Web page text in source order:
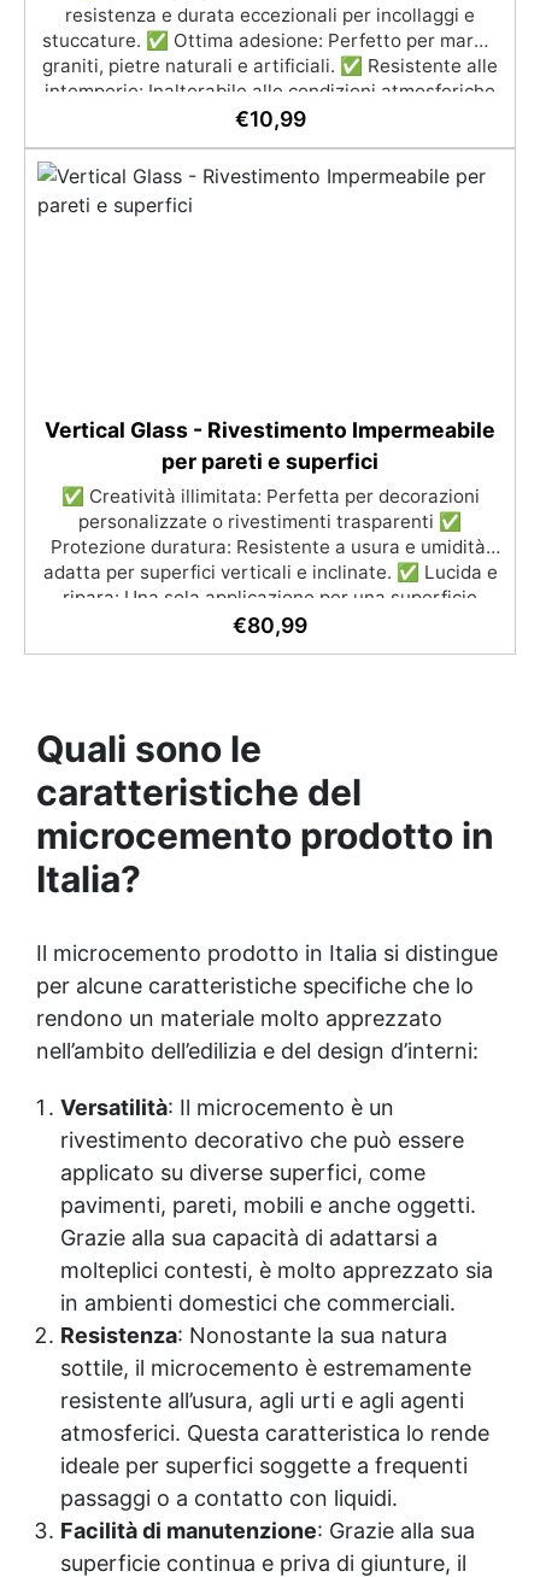
resistenza e durata eccezionali per incollaggi e
stuccature. ✅ Ottima adesione: Perfetto per marmi,
graniti, pietre naturali e artificiali. ✅ Resistente alle
intemperie: Inalterabile alle condizioni atmosferiche
e resistente agli UV. ✅ Applicazioni verticali: Ideale
✅ Facile da usare: Miscelazione semplice con
rapporto 100:50 per risultati ottimali.
€10,99
Vertical Glass - Rivestimento Impermeabile
per pareti e superfici
✅ Creatività illimitata: Perfetta per decorazioni
personalizzate o rivestimenti trasparenti ✅
Protezione duratura: Resistente a usura e umidità,
adatta per superfici verticali e inclinate. ✅ Lucida e
ripara: Una sola applicazione per una superficie
brillante, liscia e protetta dalle infiltrazioni ✅
spessore) La confezione contiene: Vertical Glass A 2
kg + 1.4 kg Vertical Glass B
€80,99
Quali sono le
caratteristiche del
microcemento prodotto in
Italia?
Il microcemento prodotto in Italia si distingue
per alcune caratteristiche specifiche che lo
rendono un materiale molto apprezzato
nell’ambito dell’edilizia e del design d’interni:
Versatilità: Il microcemento è un
rivestimento decorativo che può essere
applicato su diverse superfici, come
pavimenti, pareti, mobili e anche oggetti.
Grazie alla sua capacità di adattarsi a
molteplici contesti, è molto apprezzato sia
in ambienti domestici che commerciali.
Resistenza: Nonostante la sua natura
sottile, il microcemento è estremamente
resistente all’usura, agli urti e agli agenti
atmosferici. Questa caratteristica lo rende
ideale per superfici soggette a frequenti
passaggi o a contatto con liquidi.
Facilità di manutenzione: Grazie alla sua
superficie continua e priva di giunture, il